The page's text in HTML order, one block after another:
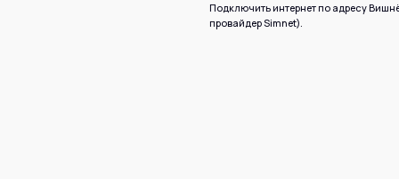
Подключить интернет по адресу
провайдер Simnet).